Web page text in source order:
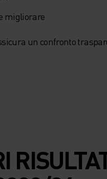
migliorare
un confronto